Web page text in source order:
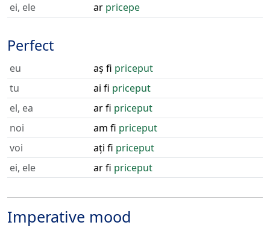
ei, ele
ar pricepe
Perfect
eu aș fi priceput
tu
ai fi priceput
el, ea
ar fi priceput
noi
am fi priceput
voi
ați fi priceput
ei, ele
ar fi priceput
Imperative mood